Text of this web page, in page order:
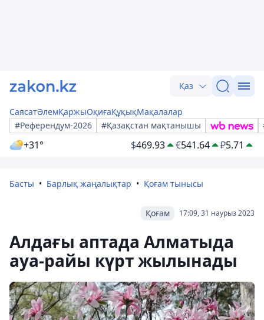
Қаз
СаясатӘлемҚаржыОқиғаҚұқықМақалалар
#Референдум-2026
#Қазақстан мақтанышы
+31° $469.93 €541.64 ₽5.71
Басты Барлық жаңалықтар Қоғам тынысы
17:09, 31 наурыз 2023
Қоғам
Алдағы аптада Алматыда
ауа-райы күрт жылынады